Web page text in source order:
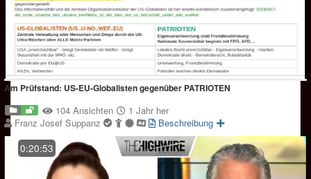
Am Prüfstand: US-EU-Globalisten gegenüber PATRIOTEN
104 Ansichten
1 Jahr her
Franz Josef Suppanz
Beschreibung
0:20:53